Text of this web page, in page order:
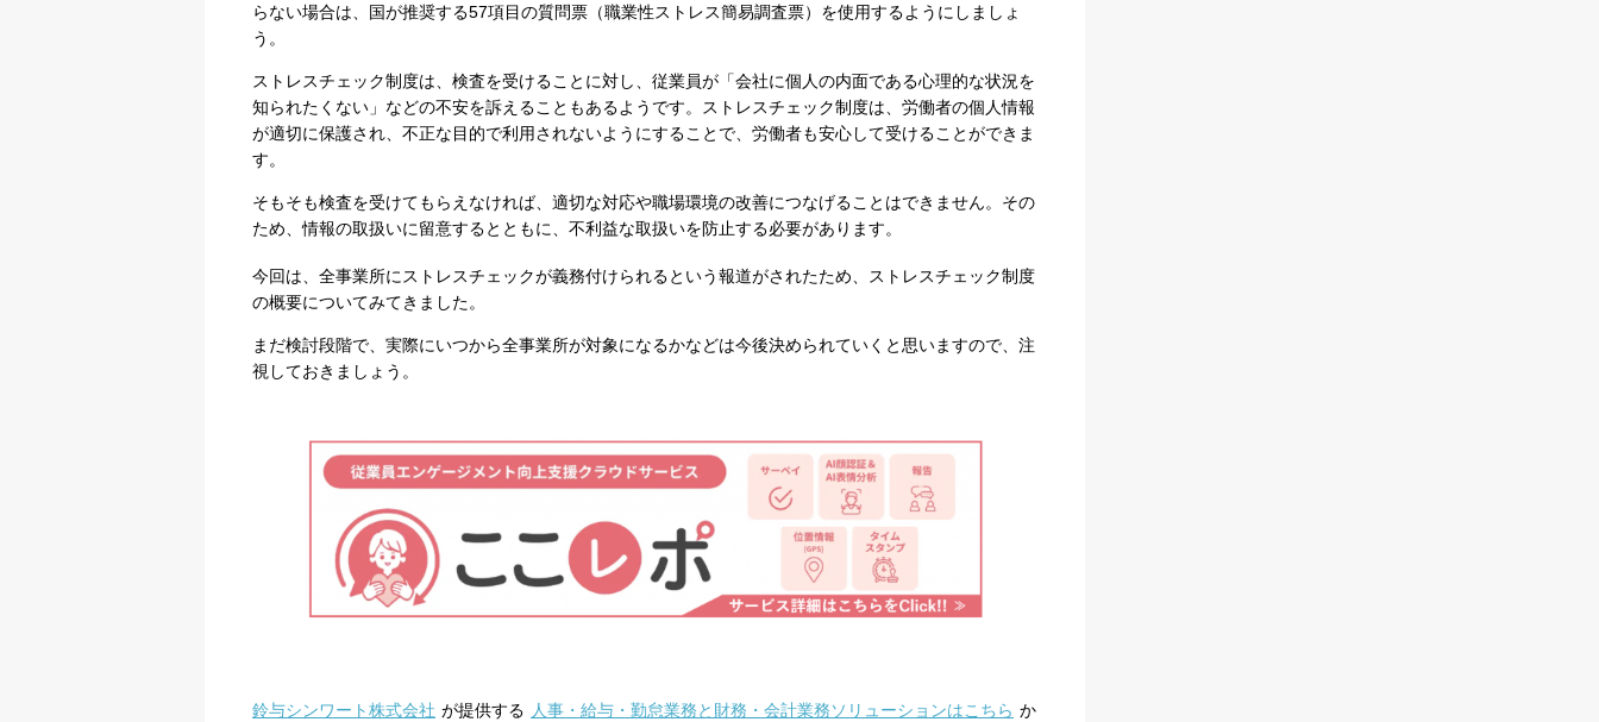
らない場合は、国が推奨する57項目の質問票（職業性ストレス簡易調査票）を使用するようにしましょ
う。
ストレスチェック制度は、検査を受けることに対し、従業員が「会社に個人の内面である心理的な状況を
知られたくない」などの不安を訴えることもあるようです。ストレスチェック制度は、労働者の個人情報
が適切に保護され、不正な目的で利用されないようにすることで、労働者も安心して受けることができま
す。
そもそも検査を受けてもらえなければ、適切な対応や職場環境の改善につなげることはできません。その
ため、情報の取扱いに留意するとともに、不利益な取扱いを防止する必要があります。
今回は、全事業所にストレスチェックが義務付けられるという報道がされたため、ストレスチェック制度
の概要についてみてきました。
まだ検討段階で、実際にいつから全事業所が対象になるかなどは今後決められていくと思いますので、注
視しておきましょう。
鈴与シンワート株式会社 が提供する 人事・給与・勤怠業務と財務・会計業務ソリューションはこちら か